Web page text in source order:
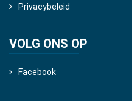
Privacybeleid
VOLG ONS OP
Facebook